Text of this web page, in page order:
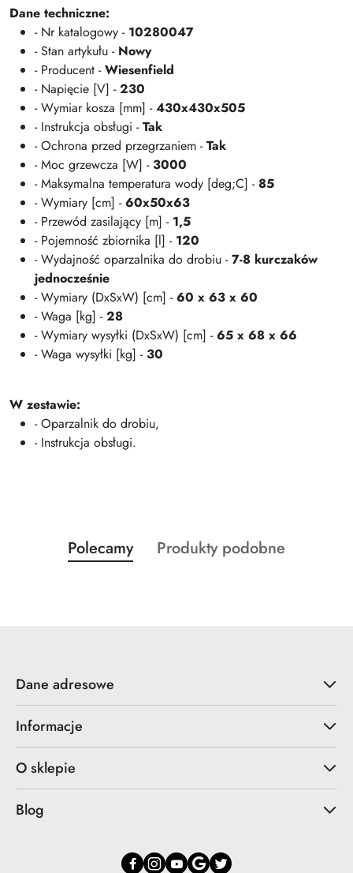
Dane techniczne:
- Nr katalogowy - 10280047
- Stan artykułu - Nowy
- Producent -Wiesenfield
- Napięcie [V] -230
- Wymiar kosza [mm] -430x430x505
- Instrukcja obsługi -Tak
- Ochrona przed przegrzaniem -Tak
- Moc grzewcza [W] -3000
- Maksymalna temperatura wody [deg;C] -85
- Wymiary [cm] -60x50x63
- Przewód zasilający [m] - 1,5
- Pojemność zbiornika [l] - 120
- Wydajność oparzalnika do drobiu -7-8 kurczaków
jednocześnie
- Wymiary (DxSxW) [cm] -60 x 63 x 60
- Waga [kg] -28
- Wymiary wysyłki (DxSxW) [cm] -65 x 68 x 66
- Waga wysyłki [kg] -30
W zestawie:
- Oparzalnik do drobiu,
- Instrukcja obsługi.
Pomiń karuzelę produktów
Produkty
o
Polecamy
Produkty
Produkty podobne
Dane adresowe
Informacje
O sklepie
Blog